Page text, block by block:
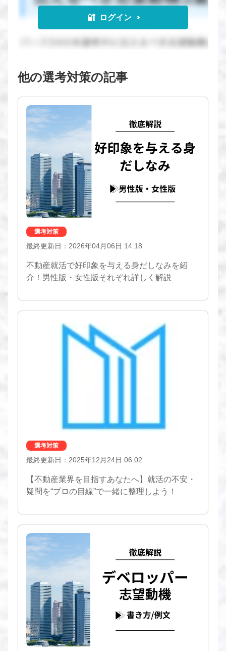
🔐 ログイン
他の選考対策の記事
選考対策
最終更新日：2026年04月06日 14:18
不動産就活で好印象を与える身だしなみを紹
介！男性版・女性版それぞれ詳しく解説
選考対策
最終更新日：2025年12月24日 06:02
【不動産業界を目指すあなたへ】就活の不安・
疑問を“プロの目線”で一緒に整理しよう！